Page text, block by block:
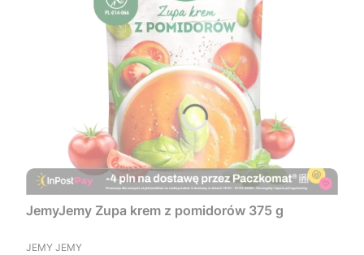
JemyJemy Zupa krem z pomidorów 375 g
PRODUCENT
JEMY JEMY